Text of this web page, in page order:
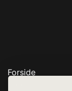
Forside